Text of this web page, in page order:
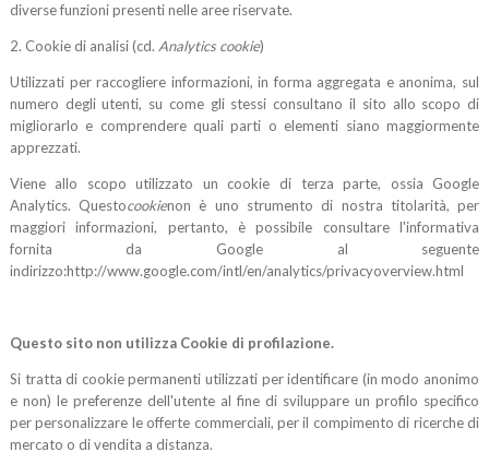
diverse funzioni presenti nelle aree riservate.
2. Cookie di analisi (cd. Analytics cookie)
Utilizzati per raccogliere informazioni, in forma aggregata e anonima, sul
numero degli utenti, su come gli stessi consultano il sito allo scopo di
migliorarlo e comprendere quali parti o elementi siano maggiormente
apprezzati.
Viene allo scopo utilizzato un cookie di terza parte, ossia Google
Analytics. Questocookienon è uno strumento di nostra titolarità, per
maggiori informazioni, pertanto, è possibile consultare l'informativa
fornita da Google al seguente
indirizzo:http://www.google.com/intl/en/analytics/privacyoverview.html
Questo sito non utilizza Cookie di profilazione.
Si tratta di cookie permanenti utilizzati per identificare (in modo anonimo
e non) le preferenze dell'utente al fine di sviluppare un profilo specifico
per personalizzare le offerte commerciali, per il compimento di ricerche di
mercato o di vendita a distanza.